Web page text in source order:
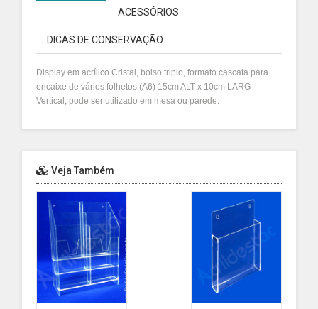
ACESSÓRIOS
DICAS DE CONSERVAÇÃO
Display em acrílico Cristal, bolso triplo, formato cascata para
encaixe de vários folhetos (A6) 15cm ALT x 10cm LARG
Vertical, pode ser utilizado em mesa ou parede.
Veja Também